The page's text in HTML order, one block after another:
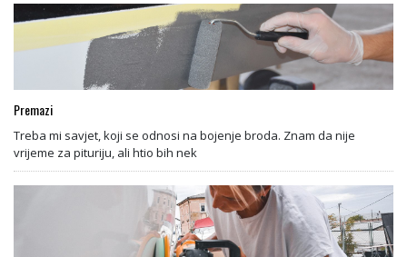
Premazi
Treba mi savjet, koji se odnosi na bojenje broda. Znam da nije
vrijeme za pituriju, ali htio bih nek